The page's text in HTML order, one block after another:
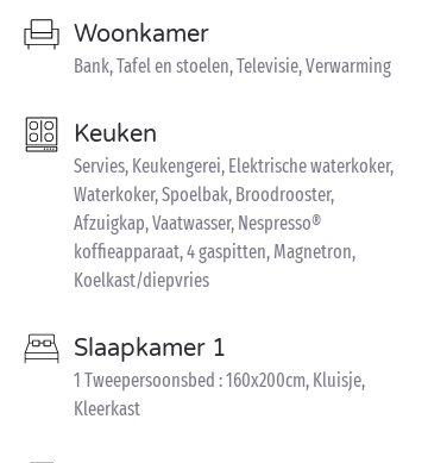
Woonkamer
Bank, Tafel en stoelen, Televisie, Verwarming
Keuken
Servies, Keukengerei, Elektrische waterkoker,
Waterkoker, Spoelbak, Broodrooster,
Afzuigkap, Vaatwasser, Nespresso®
koffieapparaat, 4 gaspitten, Magnetron,
Koelkast/diepvries
Slaapkamer 1
1 Tweepersoonsbed : 160x200cm, Kluisje,
Kleerkast